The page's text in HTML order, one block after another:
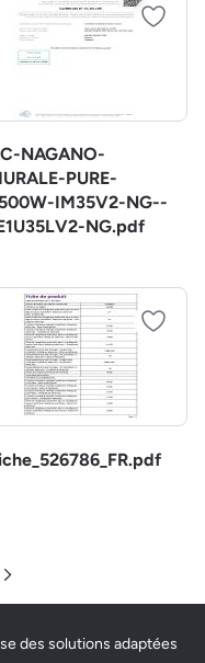
NAGANO-
PURE-
IM35V2-NG--
NG.pdf
Page suivante
des solutions adaptées